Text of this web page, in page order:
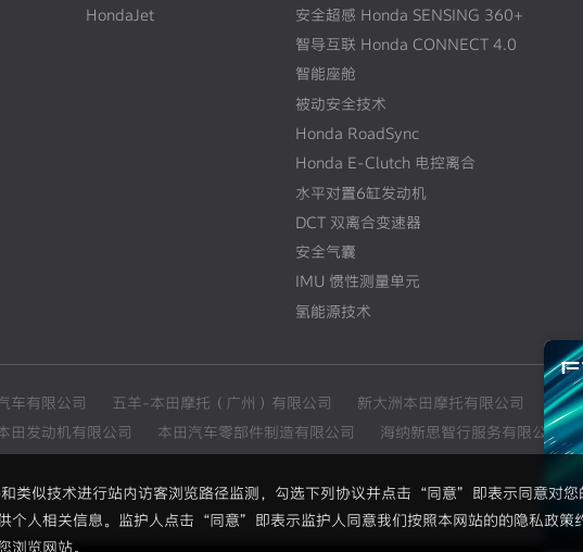
类似技术进行站内访客浏览路径监测，勾选下列协议并点击“同意”即表示同意对
个人相关信息。监护人点击“同意”即表示监护人同意我们按照本网站的的隐私政策
浏览网站。
HondaJet
安全超感 Honda SENSING 360+
智导互联 Honda CONNECT 4.0
智能座舱
被动安全技术
Honda RoadSync
Honda E-Clutch 电控离合
水平对置6缸发动机
DCT 双离合变速器
安全气囊
IMU 惯性测量单元
氢能源技术
车有限公司 五羊-本田摩托（广州）有限公司 新大洲本田摩托有限公司
本
田发动机有限公司 本田汽车零部件制造有限公司 海纳新思智行服务有限公司